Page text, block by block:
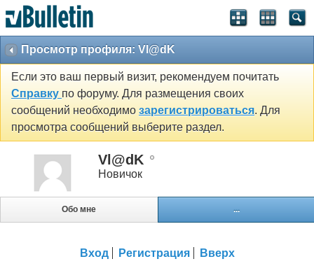
Просмотр профиля: Vl@dK
Если это ваш первый визит, рекомендуем почитать
Справку по форуму. Для размещения своих
сообщений необходимо зарегистрироваться. Для
просмотра сообщений выберите раздел.
Vl@dK
Новичок
Обо мне ...
Вход Регистрация Вверх